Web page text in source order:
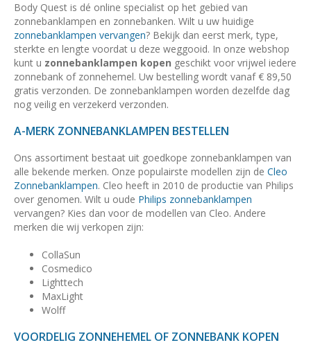
Body Quest is dé online specialist op het gebied van
zonnebanklampen en zonnebanken. Wilt u uw huidige
zonnebanklampen vervangen? Bekijk dan eerst merk, type,
sterkte en lengte voordat u deze weggooid. In onze webshop
kunt u zonnebanklampen kopen geschikt voor vrijwel iedere
zonnebank of zonnehemel. Uw bestelling wordt vanaf € 89,50
gratis verzonden. De zonnebanklampen worden dezelfde dag
nog veilig en verzekerd verzonden.
A-MERK ZONNEBANKLAMPEN BESTELLEN
Ons assortiment bestaat uit goedkope zonnebanklampen van
alle bekende merken. Onze populairste modellen zijn de Cleo
Zonnebanklampen. Cleo heeft in 2010 de productie van Philips
over genomen. Wilt u oude Philips zonnebanklampen
vervangen? Kies dan voor de modellen van Cleo. Andere
merken die wij verkopen zijn:
CollaSun
Cosmedico
Lighttech
MaxLight
Wolff
VOORDELIG ZONNEHEMEL OF ZONNEBANK KOPEN